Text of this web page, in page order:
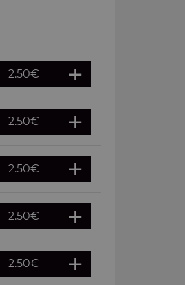
2.50€
2.50€
2.50€
2.50€
2.50€